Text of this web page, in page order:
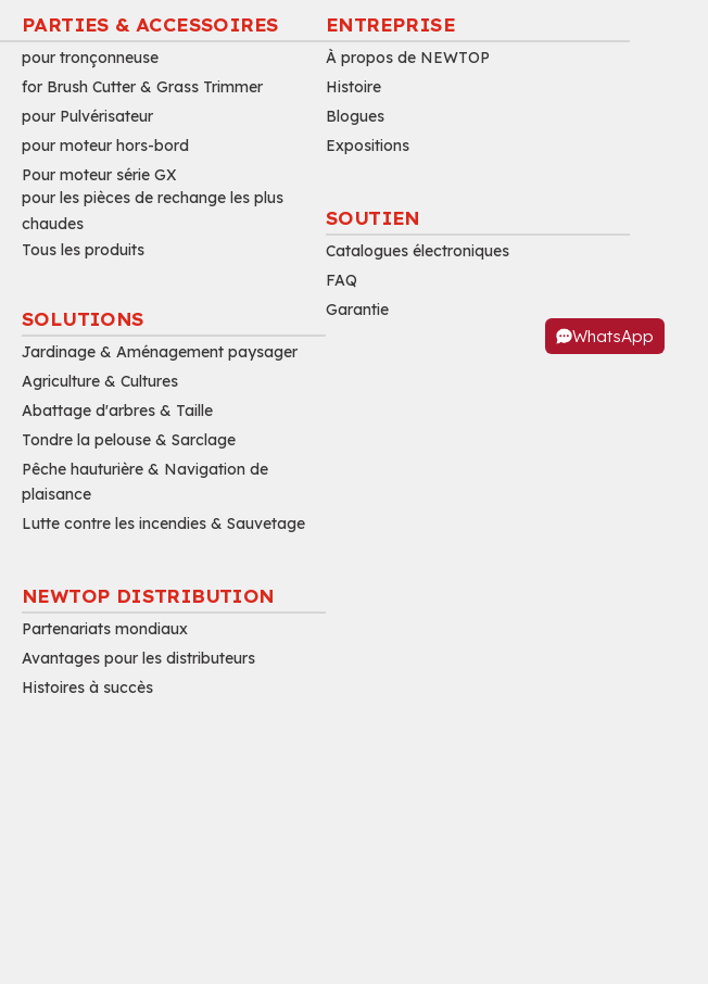
PARTIES & ACCESSOIRES
pour tronçonneuse
for Brush Cutter & Grass Trimmer
pour Pulvérisateur
pour moteur hors-bord
Pour moteur série GX
pour les pièces de rechange les plus
chaudes
Tous les produits
SOLUTIONS
Jardinage & Aménagement paysager
Agriculture & Cultures
Abattage d'arbres & Taille
Tondre la pelouse & Sarclage
Pêche hauturière & Navigation de
plaisance
Lutte contre les incendies & Sauvetage
NEWTOP DISTRIBUTION
Partenariats mondiaux
Avantages pour les distributeurs
Histoires à succès
ENTREPRISE
À propos de NEWTOP
Histoire
Blogues
Expositions
SOUTIEN
Catalogues électroniques
FAQ
Garantie
WhatsApp